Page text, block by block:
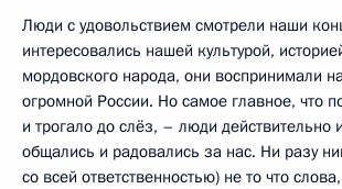
Люди с удовольствием смотрели наши
интересовались нашей культурой,
мордовского народа, они воспринимали
огромной России. Но самое главное, что
и трогало до слёз, – люди действительно
общались и радовались за нас. Ни разу
со всей ответственностью) не то что